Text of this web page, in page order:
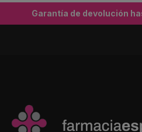
Garantía de devolución